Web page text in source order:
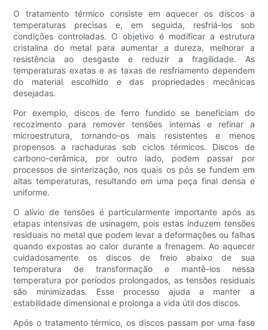
O tratamento térmico consiste em aquecer os discos a
temperaturas precisas e, em seguida, resfriá-los sob
condições controladas. O objetivo é modificar a estrutura
cristalina do metal para aumentar a dureza, melhorar a
resistência ao desgaste e reduzir a fragilidade. As
temperaturas exatas e as taxas de resfriamento dependem
do material escolhido e das propriedades mecânicas
desejadas.
Por exemplo, discos de ferro fundido se beneficiam do
recozimento para remover tensões internas e refinar a
microestrutura, tornando-os mais resistentes e menos
propensos a rachaduras sob ciclos térmicos. Discos de
carbono-cerâmica, por outro lado, podem passar por
processos de sinterização, nos quais os pós se fundem em
altas temperaturas, resultando em uma peça final densa e
uniforme.
O alívio de tensões é particularmente importante após as
etapas intensivas de usinagem, pois estas induzem tensões
residuais no metal que podem levar a deformações ou falhas
quando expostas ao calor durante a frenagem. Ao aquecer
cuidadosamente os discos de freio abaixo de sua
temperatura de transformação e mantê-los nessa
temperatura por períodos prolongados, as tensões residuais
são minimizadas. Esse processo ajuda a manter a
estabilidade dimensional e prolonga a vida útil dos discos.
Após o tratamento térmico, os discos passam por uma fase